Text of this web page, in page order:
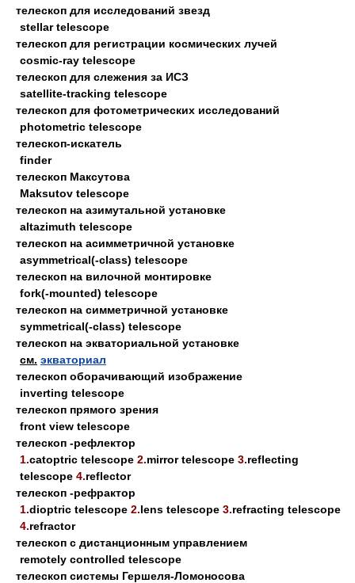
телескоп для исследований звезд
stellar telescope
телескоп для регистрации космических лучей
cosmic-ray telescope
телескоп для слежения за ИСЗ
satellite-tracking telescope
телескоп для фотометрических исследований
photometric telescope
телескоп-искатель
finder
телескоп Максутова
Maksutov telescope
телескоп на азимутальной установке
altazimuth telescope
телескоп на асимметричной установке
asymmetrical(-class) telescope
телескоп на вилочной монтировке
fork(-mounted) telescope
телескоп на симметричной установке
symmetrical(-class) telescope
телескоп на экваториальной установке
см. экваториал
телескоп оборачивающий изображение
inverting telescope
телескоп прямого зрения
front view telescope
телескоп -рефлектор
1.catoptric telescope 2.mirror telescope 3.reflecting
telescope 4.reflector
телескоп -рефрактор
1.dioptric telescope 2.lens telescope 3.refracting telescope
4.refractor
телескоп с дистанционным управлением
remotely controlled telescope
телескоп системы Гершеля-Ломоносова